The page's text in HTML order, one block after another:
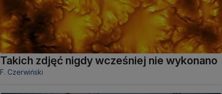
Takich zdjęć nigdy wcześniej nie wykonano
F. Czerwiński